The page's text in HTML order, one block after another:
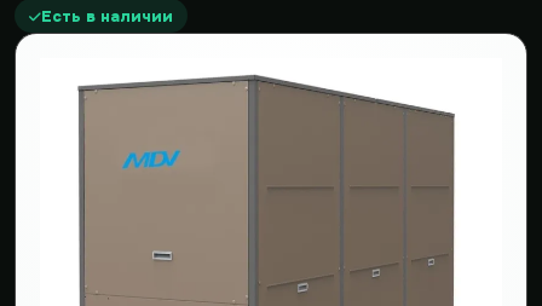
Есть в наличии